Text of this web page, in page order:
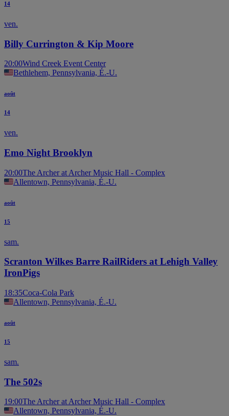
14
ven.
Billy Currington & Kip Moore
20:00Wind Creek Event Center
Bethlehem, Pennsylvania, É.-U.
août
14
ven.
Emo Night Brooklyn
20:00The Archer at Archer Music Hall - Complex
Allentown, Pennsylvania, É.-U.
août
15
sam.
Scranton Wilkes Barre RailRiders at Lehigh Valley
IronPigs
18:35Coca-Cola Park
Allentown, Pennsylvania, É.-U.
août
15
sam.
The 502s
19:00The Archer at Archer Music Hall - Complex
Allentown, Pennsylvania, É.-U.